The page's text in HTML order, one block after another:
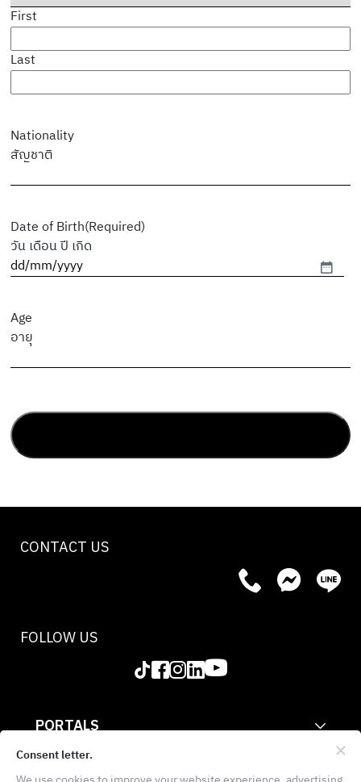
First
Last
Nationality
สัญชาติ
Date of Birth(Required)
วัน เดือน ปี เกิด
Age
อายุ
PORTALS
CORPORATE
CONTACT US
FOLLOW US
Consent letter.